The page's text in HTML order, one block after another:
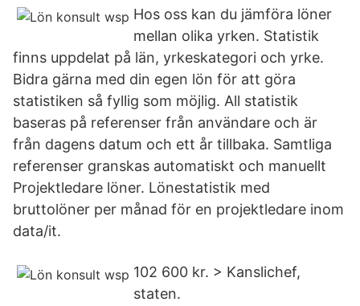
Hos oss kan du jämföra löner
mellan olika yrken. Statistik
finns uppdelat på län, yrkeskategori och yrke.
Bidra gärna med din egen lön för att göra
statistiken så fyllig som möjlig. All statistik
baseras på referenser från användare och är
från dagens datum och ett år tillbaka. Samtliga
referenser granskas automatiskt och manuellt
Projektledare löner. Lönestatistik med
bruttolöner per månad för en projektledare inom
data/it.
102 600 kr. > Kanslichef,
staten.